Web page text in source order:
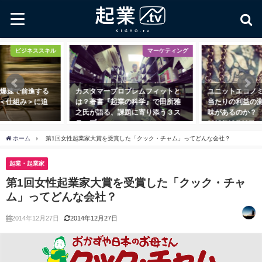
ビジネススキル
速で前進する
仕組み＞に迫
マーケティング
カスタマープロブレムフィットと
は？著書『起業の科学』で田所雅
之氏が語る、課題に寄り添う３ス
テップ
ユニットエコノ
当たりの利益の
味があるのか？
2018年10月11日
ホーム 第1回女性起業家大賞を受賞した「クック・チャム」ってどんな会社？
起業・起業家
第1回女性起業家大賞を受賞した「クック・チャ
ム」ってどんな会社？
2014年12月27日 2014年12月27日